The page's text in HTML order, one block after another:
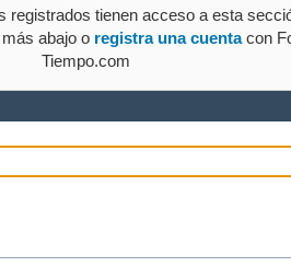
registrados tienen acceso a esta
abajo o registra una cuentacon
Tiempo.com